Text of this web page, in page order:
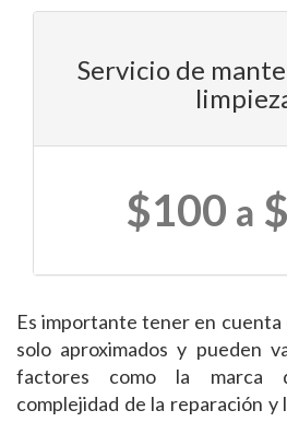
Servicio de
$100 a
Es importante tener en cuenta
solo aproximados y pueden
factores como la marca
complejidad de la reparación y